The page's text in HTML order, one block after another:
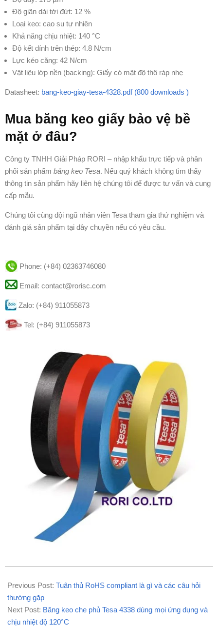
Độ giãn dài tới đứt: 12 %
Loại keo: cao su tự nhiên
Khả năng chịu nhiệt: 140 °C
Độ kết dính trên thép: 4.8 N/cm
Lực kéo căng: 42 N/cm
Vật liệu lớp nền (backing): Giấy có mật độ thô ráp nhẹ
Datasheet: bang-keo-giay-tesa-4328.pdf (800 downloads )
Mua băng keo giấy bảo vệ bề
mặt ở đâu?
Công ty TNHH Giải Pháp RORI – nhập khẩu trực tiếp và phân
phối sản phẩm băng keo Tesa. Nếu quý khách không tìm thấy
thông tin sản phẩm hãy liên hệ chúng tôi để được tư vấn và cung
cấp mẫu.
Chúng tôi cùng đội ngũ nhân viên Tesa tham gia thử nghiệm và
đánh giá sản phẩm tại dây chuyền nếu có yêu cầu.
Phone: (+84) 02363746080
Email: contact@rorisc.com
Zalo: (+84) 911055873
Tel: (+84) 911055873
09-
19
Previous Post: Tuân thủ RoHS compliant là gì và các câu hỏi
thường gặp
Next Post: Băng keo che phủ Tesa 4338 dùng mọi ứng dụng và
chịu nhiệt độ 120°C